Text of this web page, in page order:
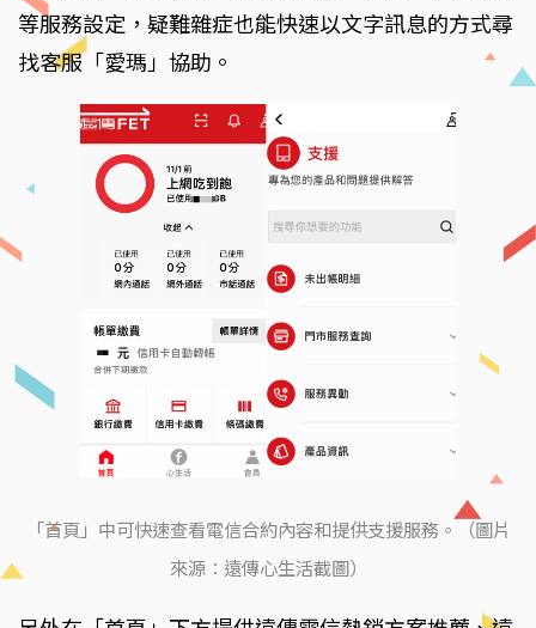
等服務設定，疑難雜症也能快速以文字訊息的方式尋
找客服「愛瑪」協助。
「首頁」中可快速查看電信合約內容和提供支援服務。（圖片
來源：遠傳心生活截圖）